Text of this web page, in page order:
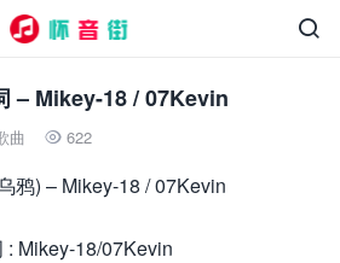

– Mikey-18 / 07Kevin
曲  622
鸦) – Mikey-18 / 07Kevin
: Mikey-18/07Kevin